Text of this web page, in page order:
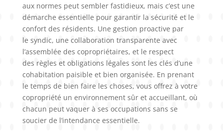
aux normes peut sembler fastidieux, mais c’est une
démarche essentielle pour garantir la sécurité et le
confort des résidents. Une gestion proactive par
le syndic, une collaboration transparente avec
l’assemblée des copropriétaires, et le respect
des règles et obligations légales sont les clés d’une
cohabitation paisible et bien organisée. En prenant
le temps de bien faire les choses, vous offrez à votre
copropriété un environnement sûr et accueillant, où
chacun peut vaquer à ses occupations sans se
soucier de l’intendance essentielle.